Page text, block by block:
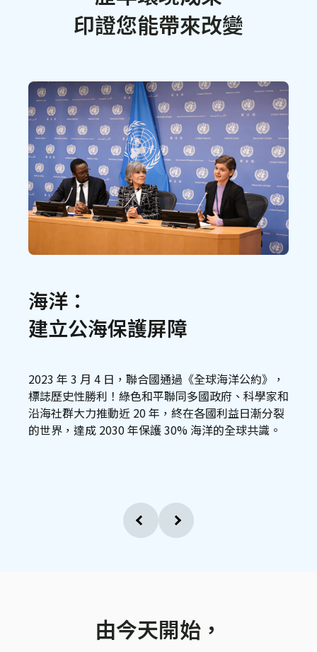
印證您能帶來改變
海洋：
建立公海保護屏障
2023 年 3 月 4 日，聯合國通過《全球海洋公約》，
標誌歷史性勝利！綠色和平聯同多國政府、科學家和
沿海社群大力推動近 20 年，終在各國利益日漸分裂
的世界，達成 2030 年保護 30% 海洋的全球共識。
由今天開始，